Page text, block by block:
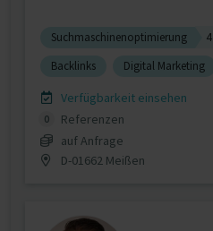
Suchmaschinenoptimierung
Backlinks
Digital Marketing
Verfügbarkeit einsehen
0
Referenzen
auf Anfrage
D-01662 Meißen